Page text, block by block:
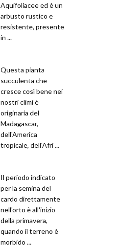
Aquifoliacee ed è un
arbusto rustico e
resistente, presente
in ...
Questa pianta
succulenta che
cresce così bene nei
nostri climi è
originaria del
Madagascar,
dell'America
tropicale, dell'Afri ...
Il periodo indicato
per la semina del
cardo direttamente
nell'orto è all'inizio
della primavera,
quando il terreno è
morbido ...